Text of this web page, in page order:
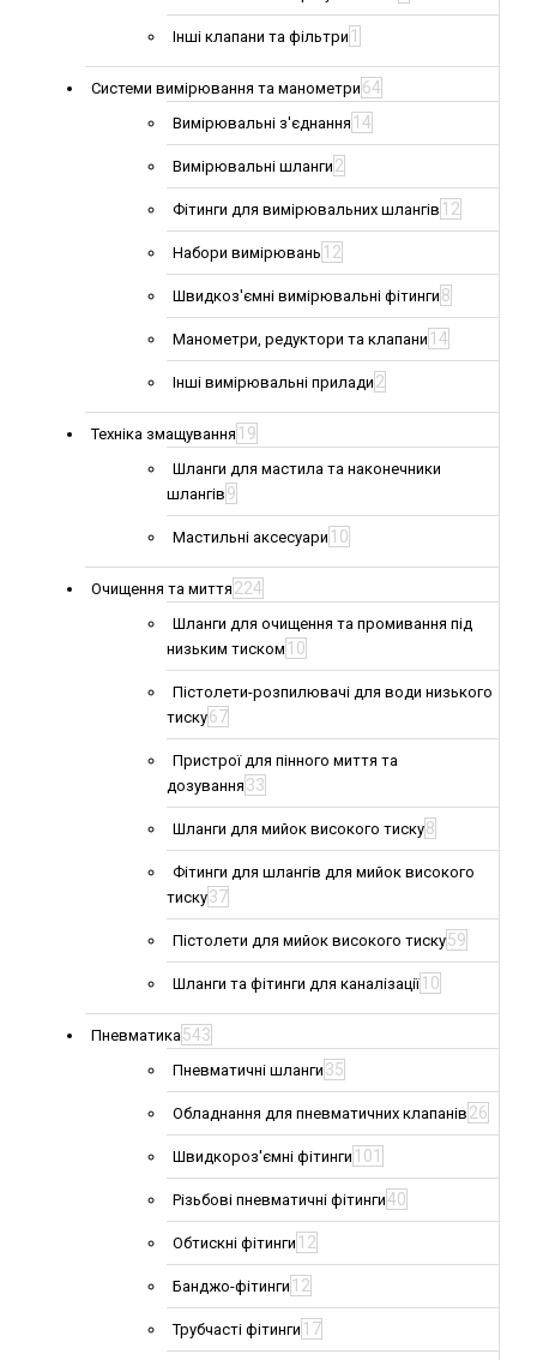
Інші клапани та фільтри 1
Системи вимірювання та манометри 64
Вимірювальні з'єднання 14
Вимірювальні шланги 2
Фітинги для вимірювальних шлангів 12
Набори вимірювань 12
Швидкоз'ємні вимірювальні фітинги 8
Манометри, редуктори та клапани 14
Інші вимірювальні прилади 2
Техніка змащування 19
Шланги для мастила та наконечники
шлангів 9
Мастильні аксесуари 10
Очищення та миття 224
Шланги для очищення та промивання під
низьким тиском 10
Пістолети-розпилювачі для води низького
тиску67
Пристрої для пінного миття та
дозування 33
Шланги для мийок високого тиску8
Фітинги для шлангів для мийок високого
тиску37
Пістолети для мийок високого тиску59
Шланги та фітинги для каналізації 10
Пневматика543
Пневматичні шланги 35
Обладнання для пневматичних клапанів 26
Швидкороз'ємні фітинги 101
Різьбові пневматичні фітинги40
Обтискні фітинги 12
Банджо-фітинги 12
Трубчасті фітинги 17